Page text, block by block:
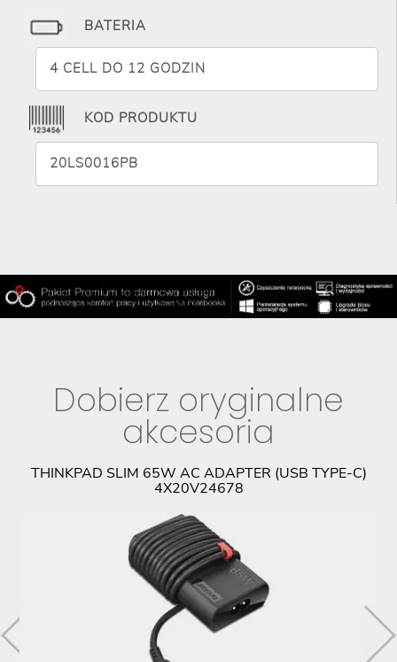
BATERIA
4 CELL DO 12 GODZIN
KOD PRODUKTU
20LS0016PB
Dobierz oryginalne
akcesoria
THINKPAD SLIM 65W AC ADAPTER (USB TYPE-C)
4X20V24678